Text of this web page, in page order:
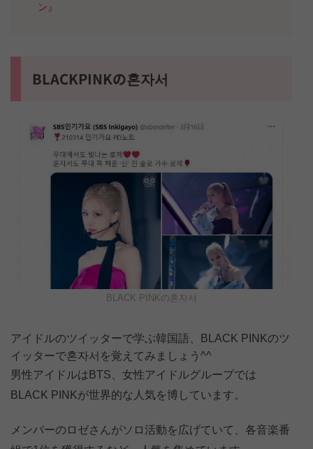
ン』
BLACKPINKの혼자서
BLACK PINKの혼자서
アイドルのツイッターで学ぶ韓国語、BLACK PINKのツ
イッターで혼자서を覚えてみましょう^^
男性アイドルはBTS、女性アイドルグループでは
BLACK PINKが世界的な人気を博しています。
メンバーのロゼさんがソロ活動を広げていて、各音楽番